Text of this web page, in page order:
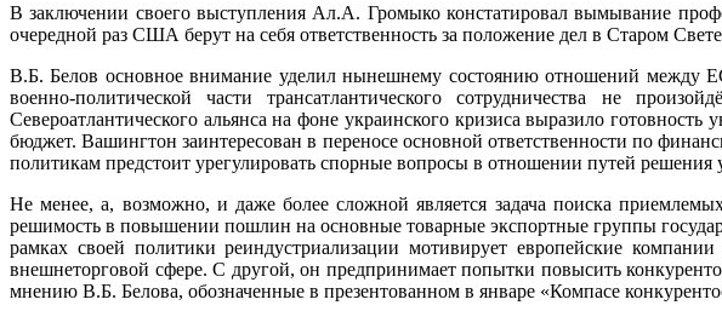
В заключении своего выступления Ал.А. Громыко констатировал вымывание
очередной раз США берут на себя ответственность за положение дел в Старом
В.Б. Белов основное внимание уделил нынешнему состоянию отношений
военно-политической части трансатлантического сотрудничества не
Североатлантического альянса на фоне украинского кризиса выразило
бюджет. Вашингтон заинтересован в переносе основной ответственности по
политикам предстоит урегулировать спорные вопросы в отношении путей
Не менее, а, возможно, и даже более сложной является задача поиска
решимость в повышении пошлин на основные товарные экспортные группы
рамках своей политики реиндустриализации мотивирует европейские
внешнеторговой сфере. С другой, он предпринимает попытки повысить
мнению В.Б. Белова, обозначенные в презентованном в январе «Компасе